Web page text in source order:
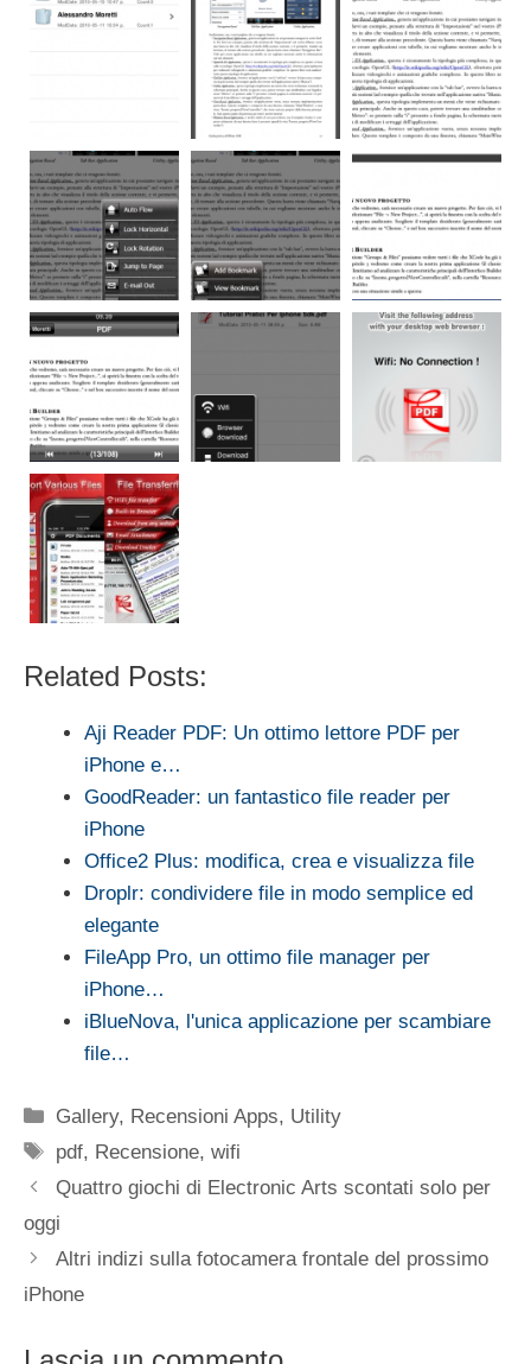
Related Posts:
Aji Reader PDF: Un ottimo lettore PDF per
iPhone e…
GoodReader: un fantastico file reader per
iPhone
Office2 Plus: modifica, crea e visualizza file
Droplr: condividere file in modo semplice ed
elegante
FileApp Pro, un ottimo file manager per
iPhone…
iBlueNova, l'unica applicazione per scambiare
file…
Categorie
Gallery, Recensioni Apps, Utility
Tag
pdf, Recensione,wifi
Quattro giochi di Electronic Arts scontati solo per
oggi
Altri indizi sulla fotocamera frontale del prossimo
iPhone